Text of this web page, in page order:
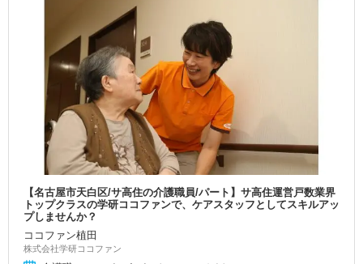
【名古屋市天白区/サ高住の介護職員/パート】サ高住運営戸数業界
トップクラスの学研ココファンで、ケアスタッフとしてスキルアッ
プしませんか？
ココファン植田
株式会社学研ココファン